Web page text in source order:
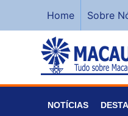
Home Sobre
NOTÍCIAS